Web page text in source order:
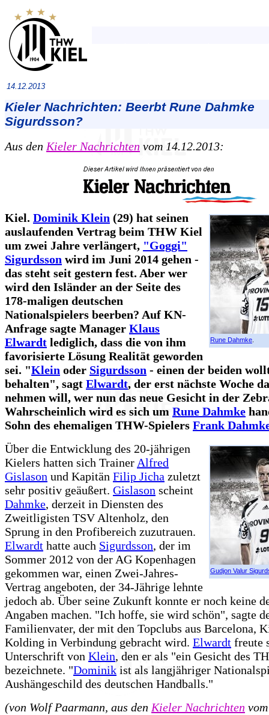
14.12.2013
Kieler Nachrichten: Beerbt Rune Dahmke
Sigurdsson?
Aus den Kieler Nachrichten vom 14.12.2013:
Rune Dahmke
Kiel. Dominik Klein (29) hat seinen
auslaufenden Vertrag beim THW Kiel
um zwei Jahre verlängert, "Goggi"
Sigurdsson wird im Juni 2014 gehen -
das steht seit gestern fest. Aber wer
wird den Isländer an der Seite des
178-maligen deutschen
Nationalspielers beerben? Auf KN-
Anfrage sagte Manager Klaus
Elwardt lediglich, dass die von ihm
favorisierte Lösung Realität geworden
sei. "Klein oder Sigurdsson - einen der beiden
behalten", sagt Elwardt, der erst nächste Woche
nehmen will, wer nun das neue Gesicht in der
Wahrscheinlich wird es sich um Rune Dahmke
Sohn des ehemaligen THW-Spielers Frank
Gudjon Valur
Über die Entwicklung des 20-jährigen
Kielers hatten sich Trainer Alfred
Gislason und Kapitän Filip Jicha zuletzt
sehr positiv geäußert. Gislason scheint
Dahmke, derzeit in Diensten des
Zweitligisten TSV Altenholz, den
Sprung in den Profibereich zuzutrauen.
Elwardt hatte auch Sigurdsson, der im
Sommer 2012 von der AG Kopenhagen
gekommen war, einen Zwei-Jahres-
Vertrag angeboten, der 34-Jährige lehnte
jedoch ab. Über seine Zukunft konnte er noch keine
Angaben machen. "Ich hoffe, sie wird schön", sagte
Familienvater, der mit den Topclubs aus Barcelona,
Kolding in Verbindung gebracht wird. Elwardt freute
Unterschrift von Klein, den er als "ein Gesicht des
bezeichnete. "Dominik ist als langjähriger
Aushängeschild des deutschen Handballs."
(von Wolf Paarmann, aus den Kieler Nachrichten